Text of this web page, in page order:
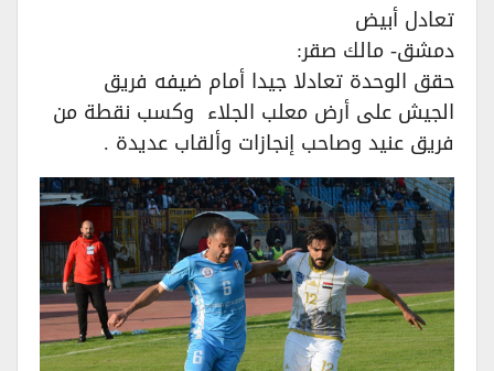
تعادل أبيض
دمشق- مالك صقر:
حقق الوحدة تعادلا جيدا أمام ضيفه فريق
الجيش على أرض معلب الجلاء وكسب نقطة من
فريق عنيد وصاحب إنجازات وألقاب عديدة .